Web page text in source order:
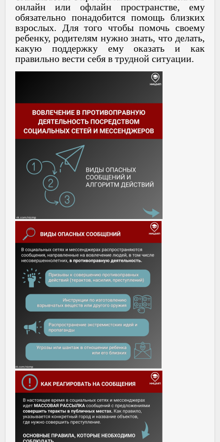
онлайн или офлайн пространстве, ему
обязательно понадобится помощь близких
взрослых. Для того чтобы помочь своему
ребенку, родителям нужно знать, что делать,
какую поддержку ему оказать и как
правильно вести себя в трудной ситуации.